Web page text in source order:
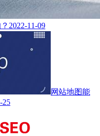
2022-11-09
网站地图能
25